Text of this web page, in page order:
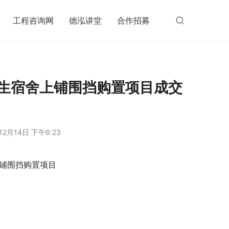
工程咨询网 德泓讲堂 合作招募
宿舍上铺围挡购置项目成交
月14日 下午6:23
围挡购置项目